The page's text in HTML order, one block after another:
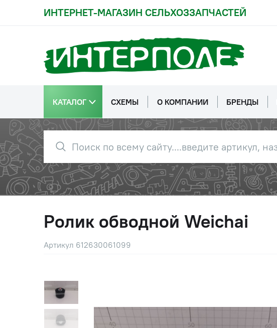
ИНТЕРНЕТ-МАГАЗИН СЕЛЬХОЗЗАПЧАСТЕЙ
КАТАЛОГ СХЕМЫ О КОМПАНИИ БРЕНДЫ
Ролик обводной Weichai
Артикул 612630061099